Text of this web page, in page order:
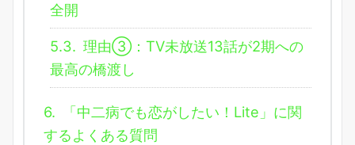
全開
5.3. 理由③：TV未放送13話が2期への
最高の橋渡し
6.
「中二病でも恋がしたい！Lite」に関
するよくある質問